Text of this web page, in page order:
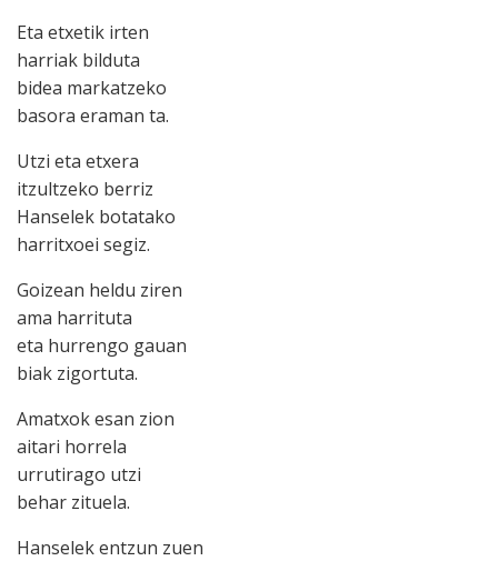
Eta etxetik irten
harriak bilduta
bidea markatzeko
basora eraman ta.
Utzi eta etxera
itzultzeko berriz
Hanselek botatako
harritxoei segiz.
Goizean heldu ziren
ama harrituta
eta hurrengo gauan
biak zigortuta.
Amatxok esan zion
aitari horrela
urrutirago utzi
behar zituela.
Hanselek entzun zuen